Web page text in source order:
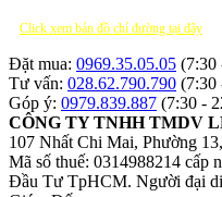
Click xem bản đồ chỉ đường tại đây
Đặt mua: 0969.35.05.05 (7:30
Tư vấn: 028.62.790.790 (7:30
Góp ý: 0979.839.887 (7:30 -
CÔNG TY TNHH TMDV
107 Nhất Chi Mai, Phường
Mã số thuế: 0314988214 cấp
Đầu Tư TpHCM. Người đại